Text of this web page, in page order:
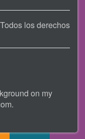
los derechos
on my
.